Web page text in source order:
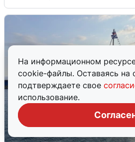
На информационном
cookie-файлы. Оставаясь на
подтверждаете свое
использование.